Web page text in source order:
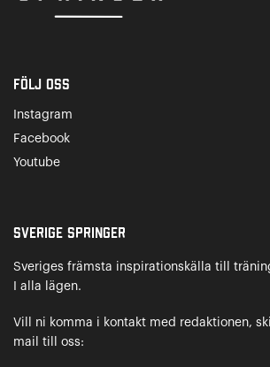
Följ oss
Instagram
Facebook
Youtube
Sverige Springer
Sveriges främsta inspirationskälla till
I alla lägen.
Vill ni komma i kontakt med redaktionen,
mail till oss: